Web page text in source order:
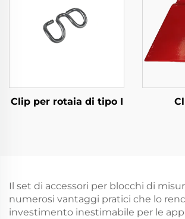
Clip per rotaia di tipo I
Il set di accessori per blocchi di
numerosi vantaggi pratici che lo
investimento inestimabile per le